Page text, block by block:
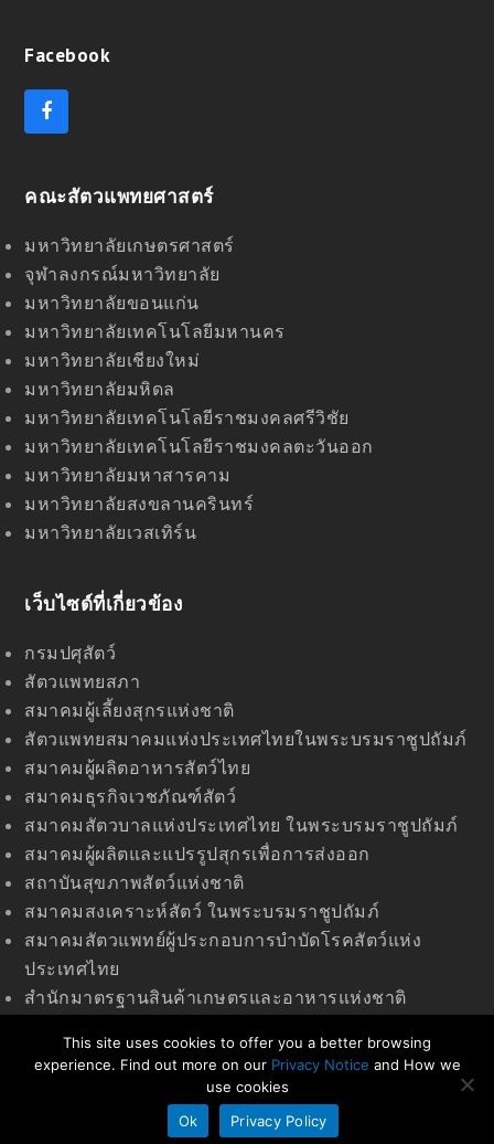
Facebook
F
a
b
o
k
คณะสัตวแพทยศาสตร์
มหาวิทยาลัยเกษตรศาสตร์
จุฬาลงกรณ์มหาวิทยาลัย
มหาวิทยาลัยขอนแก่น
มหาวิทยาลัยเทคโนโลยีมหานคร
มหาวิทยาลัยเชียงใหม่
มหาวิทยาลัยมหิดล
มหาวิทยาลัยเทคโนโลยีราชมงคลศรีวิชัย
มหาวิทยาลัยเทคโนโลยีราชมงคลตะวันออก
มหาวิทยาลัยมหาสารคาม
มหาวิทยาลัยสงขลานครินทร์
มหาวิทยาลัยเวสเทิร์น
เว็บไซด์ที่เกี่ยวข้อง
กรมปศุสัตว์
สัตวแพทยสภา
สมาคมผู้เลี้ยงสุกรแห่งชาติ
สัตวแพทยสมาคมแห่งประเทศไทยในพระบรมราชูปถัมภ์
สมาคมผู้ผลิตอาหารสัตว์ไทย
สมาคมธุรกิจเวชภัณฑ์สัตว์
สมาคมสัตวบาลแห่งประเทศไทย ในพระบรมราชูปถัมภ์
สมาคมผู้ผลิตและแปรรูปสุกรเพื่อการส่งออก
สถาบันสุขภาพสัตว์แห่งชาติ
สมาคมสงเคราะห์สัตว์ ในพระบรมราชูปถัมภ์
สมาคมสัตวแพทย์ผู้ประกอบการบำบัดโรคสัตว์แห่ง
ประเทศไทย
สำนักมาตรฐานสินค้าเกษตรและอาหารแห่งชาติ
© 2020 สมาคมสัตวแพทย์ควบคุมฟาร์มสุกรไทย
This site uses cookies to offer you a better browsing
experience. Find out more on our Privacy Notice and How we
use cookies
Ok
Privacy Policy